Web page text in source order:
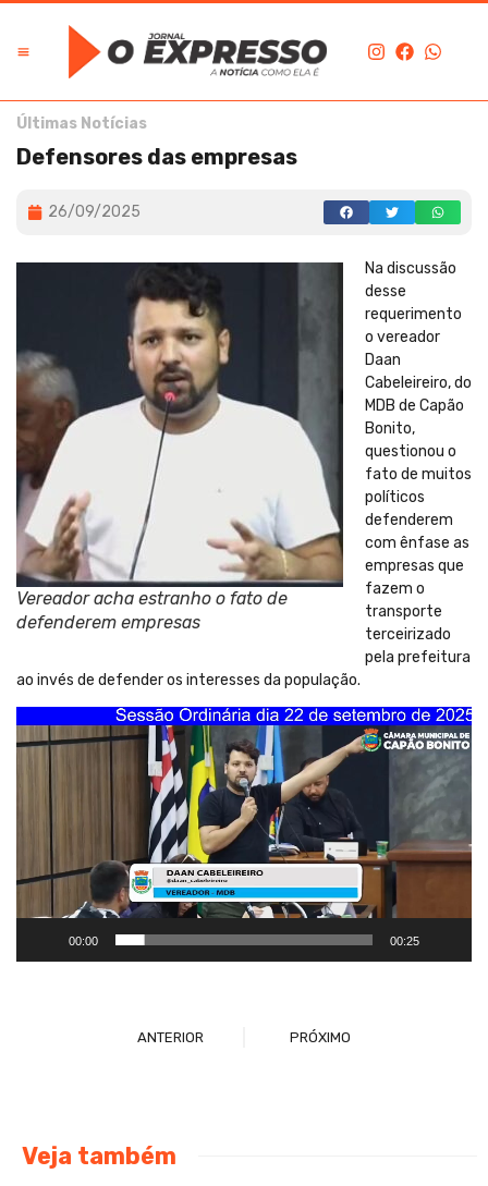
Últimas Notícias
Defensores das empresas
26/09/2025
Vereador acha estranho o fato de
defenderem empresas
Na discussão
desse
requerimento
o vereador
Daan
Cabeleireiro, do
MDB de Capão
Bonito,
questionou o
fato de muitos
políticos
defenderem
com ênfase as
empresas que
fazem o
transporte
terceirizado
pela prefeitura
ao invés de defender os interesses da população.
de
00:00 00:25
ANTERIOR PRÓXIMO
Veja também